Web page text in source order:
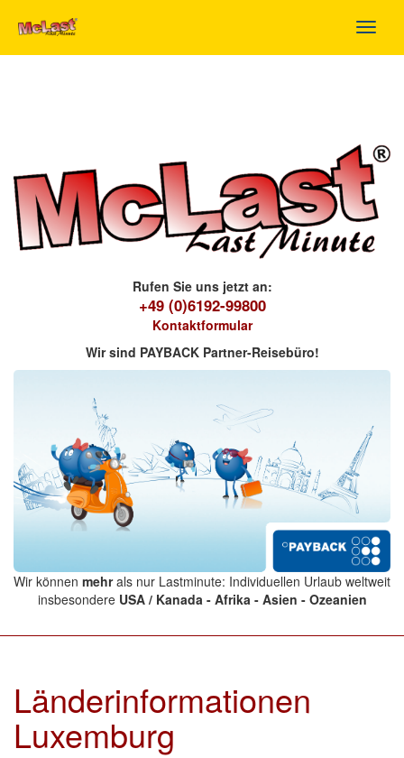
Rufen Sie uns jetzt an:
+49 (0)6192-99800
Kontaktformular
Wir sind PAYBACK Partner-Reisebüro!
Wir können mehrals nur Lastminute: Individuellen Urlaub weltweit
insbesondere USA / Kanada - Afrika - Asien - Ozeanien
Länderinformationen
Luxemburg